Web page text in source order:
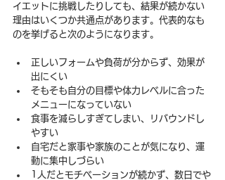
イエットに挑戦したりしても、結果が続かない
理由はいくつか共通点があります。代表的なも
のを挙げると次のようになります。
正しいフォームや負荷が分からず、効果が
出にくい
そもそも自分の目標や体力レベルに合った
メニューになっていない
食事を減らしすぎてしまい、リバウンドし
やすい
自宅だと家事や家族のことが気になり、運
動に集中しづらい
1人だとモチベーションが続かず、数日でや